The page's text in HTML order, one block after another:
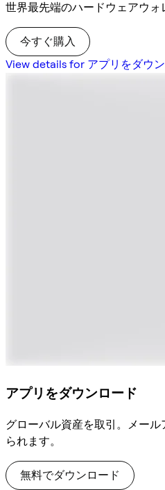
世界最先端のハードウェアウォ
今すぐ購入
View details for アプリをダウ
アプリをダウンロード
グローバル資産を取引。メー
られます。
無料でダウンロード